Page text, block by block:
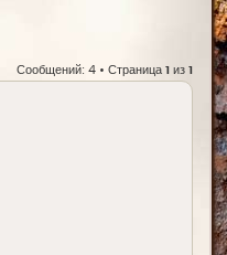
Сообщений: 4 • Страница 1 из 1